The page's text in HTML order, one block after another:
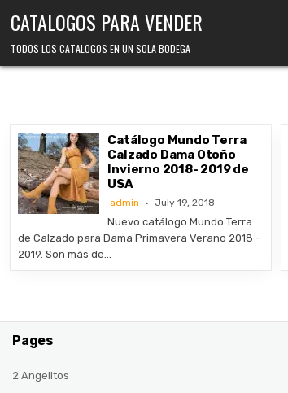
CATALOGOS PARA VENDER
TODOS LOS CATALOGOS EN UN SOLA BODEGA
Catálogo Mundo Terra
Calzado Dama Otoño
Invierno 2018- 2019 de
USA
admin July 19, 2018
Nuevo catálogo Mundo Terra
de Calzado para Dama Primavera Verano 2018 –
2019. Son más de…
Pages
2 Angelitos